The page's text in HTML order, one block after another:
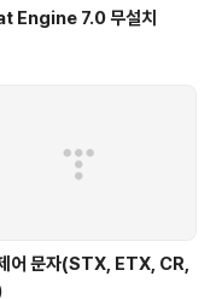
Engine 7.0 무설치
어 문자(STX, ETX, CR,